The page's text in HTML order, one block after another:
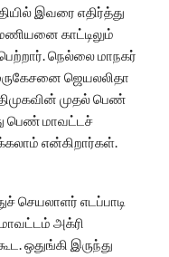
இவரை எதிர்த்து
காட்டிலும்
நெல்லை மாநகர்
ஜெயலலிதா
முதல் பெண்
பெண் மாவட்டச்
என்கிறார்கள்.
செயலாளர் எடப்பாடி
அக்ரி
ஒதுங்கி இருந்து